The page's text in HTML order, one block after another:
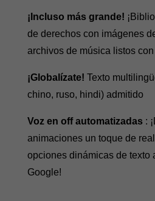
¡Incluso más grande!
de derechos con imágenes
archivos de música listos
¡Globalízate! Texto
chino, ruso, hindi) admitido
Voz en off automatizadas :
animaciones un toque de
opciones dinámicas de texto
Google!